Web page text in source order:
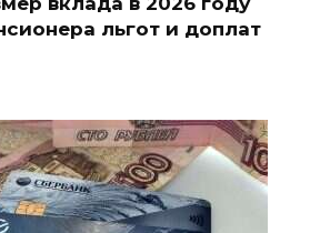
льгот и доплат